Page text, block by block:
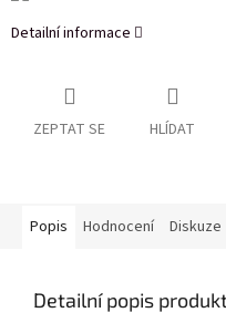
Detailní informace
ZEPTAT SE HLÍDAT
Popis Hodnocení Diskuze
Detailní popis